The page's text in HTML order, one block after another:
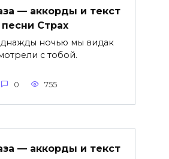
— аккорды и текст
песни Страх
ночью мы видак
с тобой.
0 755
— аккорды и текст